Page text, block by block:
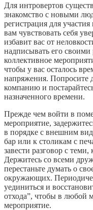
Для интровертов
знакомство с новыми
регистрация для
вам чувствовать себя
избавит вас от
надписывать его
коллективное
чтобы у вас осталось
напряжения. Попросите
компанию и
назначенного времени.
Прежде чем войти в
мероприятие,
в порядке с внешним
бар или к столикам с
завести разговор с
Держитесь со всеми
перестаньте думать о
окружающих.
уединиться и
отхода”, чтобы в любой
мероприятие.